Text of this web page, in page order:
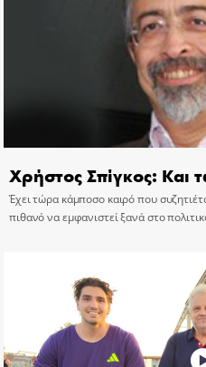
Χρήστος Σπίγκος: Και
Έχει τώρα κάμποσο καιρό που
πιθανό να εμφανιστεί ξανά στο